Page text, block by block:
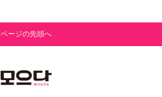
ページの先頭へ